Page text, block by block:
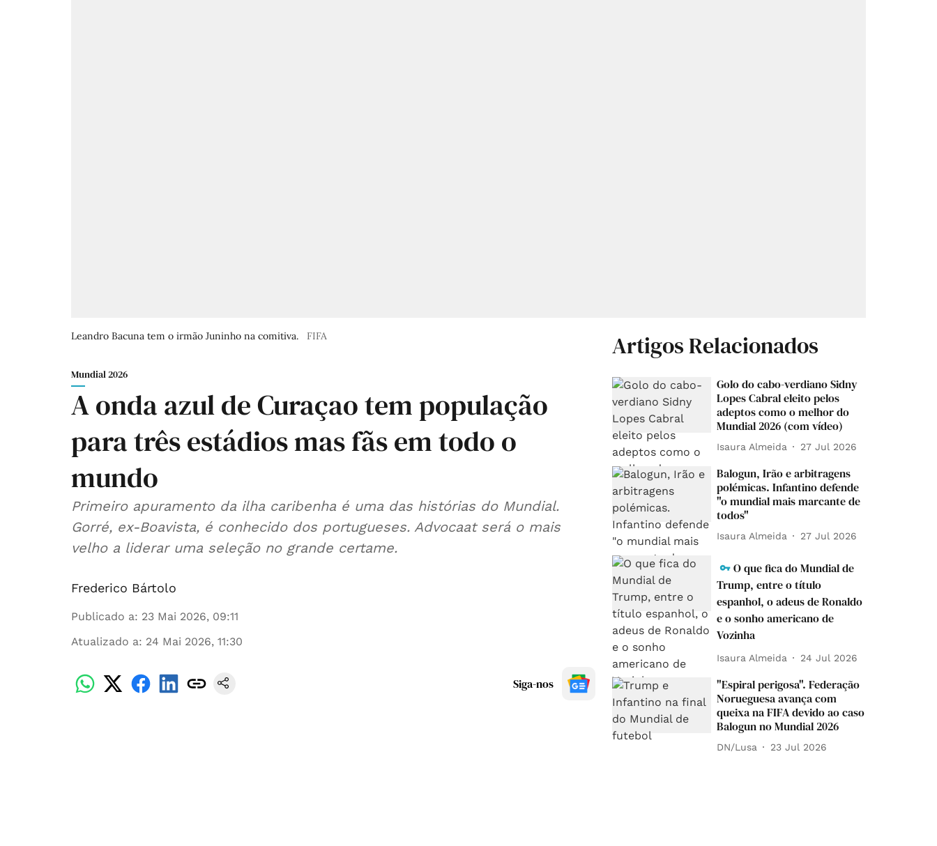
Leandro Bacuna tem o irmão Juninho na comitiva. FIFA
Mundial 2026
A onda azul de Curaçao tem população
para três estádios mas fãs em todo o
mundo
Primeiro apuramento da ilha caribenha é uma das histórias do Mundial.
Gorré, ex-Boavista, é conhecido dos portugueses. Advocaat será o mais
velho a liderar uma seleção no grande certame.
Frederico Bártolo
Publicado a: 23 Mai 2026, 09:11
Atualizado a: 24 Mai 2026, 11:30
Siga-nos
Artigos Relacionados
Golo do cabo-verdiano Sidny
Lopes Cabral eleito pelos
adeptos como o melhor do
Mundial 2026 (com vídeo)
Isaura Almeida 27 Jul 2026
Balogun, Irão e arbitragens
polémicas. Infantino defende
"o mundial mais marcante de
todos"
Isaura Almeida 27 Jul 2026
O que fica do Mundial de
Trump, entre o título
espanhol, o adeus de Ronaldo
e o sonho americano de
Vozinha
Isaura Almeida 24 Jul 2026
"Espiral perigosa". Federação
Norueguesa avança com
queixa na FIFA devido ao caso
Balogun no Mundial 2026
DN/Lusa 23 Jul 2026